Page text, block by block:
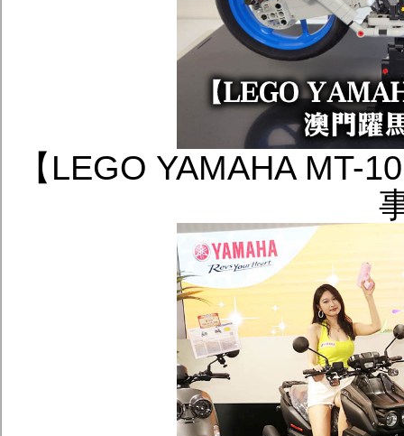
【LEGO YAMAHA MT-